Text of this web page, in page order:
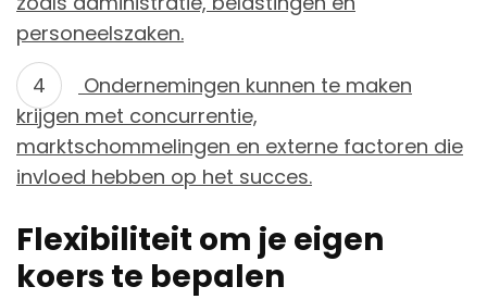
personeelszaken.
Ondernemingen kunnen te maken
krijgen met concurrentie,
marktschommelingen en externe factoren die
invloed hebben op het succes.
Flexibiliteit om je eigen
koers te bepalen